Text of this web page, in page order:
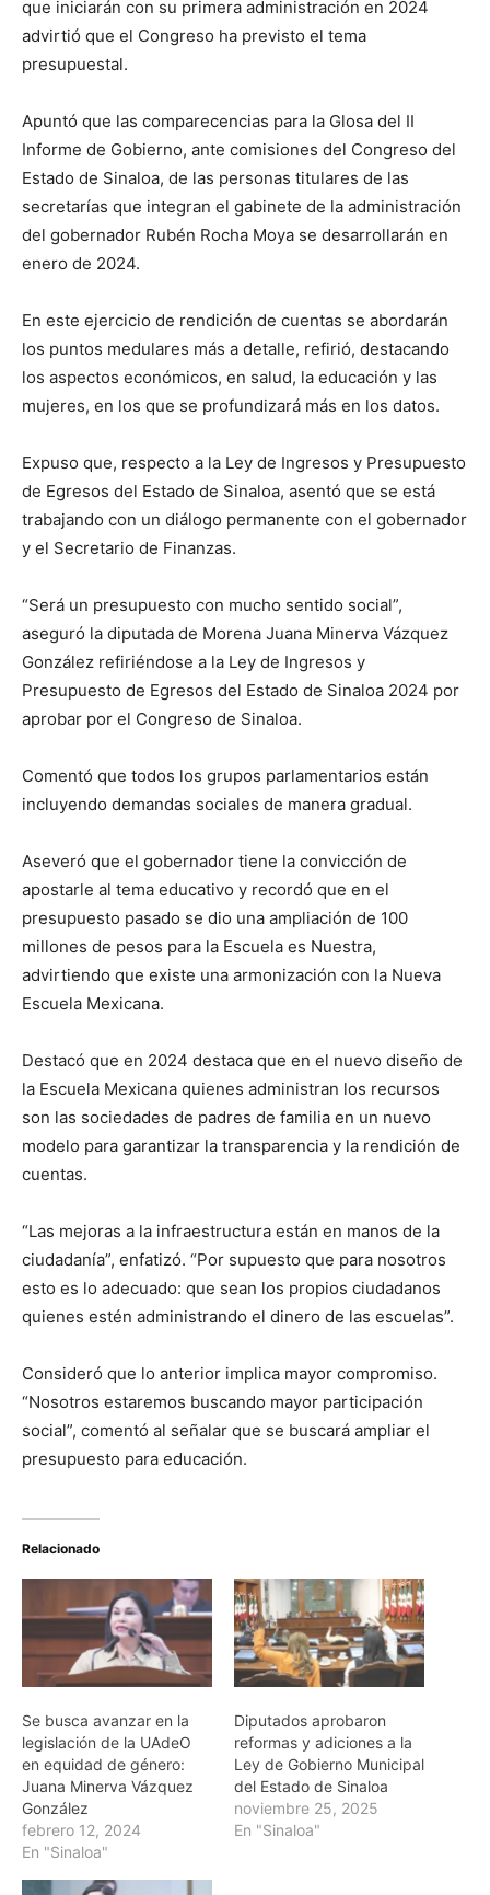
que iniciarán con su primera administración en 2024
advirtió que el Congreso ha previsto el tema
presupuestal.
Apuntó que las comparecencias para la Glosa del II
Informe de Gobierno, ante comisiones del Congreso del
Estado de Sinaloa, de las personas titulares de las
secretarías que integran el gabinete de la administración
del gobernador Rubén Rocha Moya se desarrollarán en
enero de 2024.
En este ejercicio de rendición de cuentas se abordarán
los puntos medulares más a detalle, refirió, destacando
los aspectos económicos, en salud, la educación y las
mujeres, en los que se profundizará más en los datos.
Expuso que, respecto a la Ley de Ingresos y Presupuesto
de Egresos del Estado de Sinaloa, asentó que se está
trabajando con un diálogo permanente con el gobernador
y el Secretario de Finanzas.
“Será un presupuesto con mucho sentido social”,
aseguró la diputada de Morena Juana Minerva Vázquez
González refiriéndose a la Ley de Ingresos y
Presupuesto de Egresos del Estado de Sinaloa 2024 por
aprobar por el Congreso de Sinaloa.
Comentó que todos los grupos parlamentarios están
incluyendo demandas sociales de manera gradual.
Aseveró que el gobernador tiene la convicción de
apostarle al tema educativo y recordó que en el
presupuesto pasado se dio una ampliación de 100
millones de pesos para la Escuela es Nuestra,
advirtiendo que existe una armonización con la Nueva
Escuela Mexicana.
Destacó que en 2024 destaca que en el nuevo diseño de
la Escuela Mexicana quienes administran los recursos
son las sociedades de padres de familia en un nuevo
modelo para garantizar la transparencia y la rendición de
cuentas.
“Las mejoras a la infraestructura están en manos de la
ciudadanía”, enfatizó. “Por supuesto que para nosotros
esto es lo adecuado: que sean los propios ciudadanos
quienes estén administrando el dinero de las escuelas”.
Consideró que lo anterior implica mayor compromiso.
“Nosotros estaremos buscando mayor participación
social”, comentó al señalar que se buscará ampliar el
presupuesto para educación.
Relacionado
Se busca avanzar en la
legislación de la UAdeO
en equidad de género:
Juana Minerva Vázquez
González
febrero 12, 2024
En "Sinaloa"
Diputados aprobaron
reformas y adiciones a la
Ley de Gobierno Municipal
del Estado de Sinaloa
noviembre 25, 2025
En "Sinaloa"